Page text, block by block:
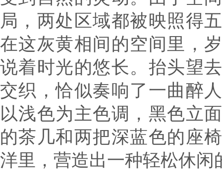
局，两处区域都被映照得
在这灰黄相间的空间里，
说着时光的悠长。抬头望
交织，恰似奏响了一曲醉
以浅色为主色调，黑色立
的茶几和两把深蓝色的座
洋里，营造出一种轻松休闲